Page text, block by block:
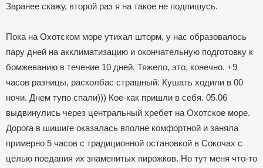
Заранее скажу, второй раз я на такое не подпишусь.
Пока на Охотском море утихал шторм, у нас образовалось
пару дней на акклиматизацию и окончательную подготовку к
бомжеванию в течение 10 дней. Тяжело, это, конечно. +9
часов разницы, расколбас страшный. Кушать ходили в 00
ночи. Днем тупо спали))) Кое-как пришли в себя. 05.06
выдвинулись через центральный хребет на Охотское море.
Дорога в шишиге оказалась вполне комфортной и заняла
примерно 5 часов с традиционной остановкой в Сокочах с
целью поедания их знаменитых пирожков. Но тут меня что-то